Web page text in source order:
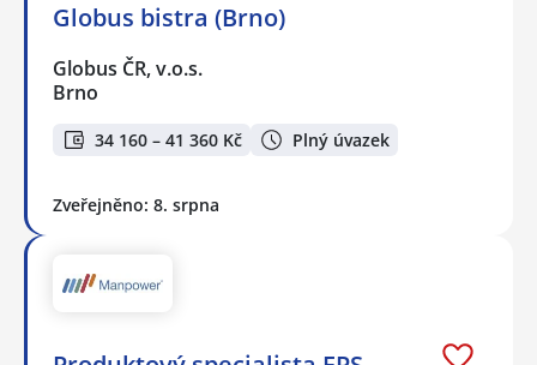
Globus bistra (Brno)
Globus ČR, v.o.s.
Brno
34 160 – 41 360 Kč Plný úvazek
Zveřejněno: 8. srpna